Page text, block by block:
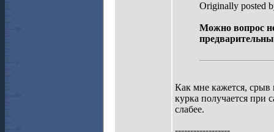
Originally posted
Можно вопрос
Как мне кажется, срыв
курка получается при
слабее.
------------------